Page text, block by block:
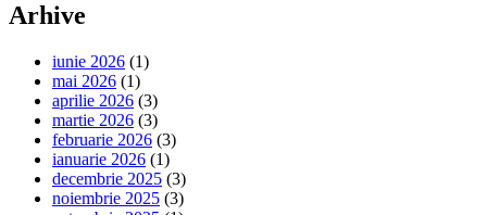
Arhive
iunie 2026 (1)
mai 2026 (1)
aprilie 2026 (3)
martie 2026 (3)
februarie 2026 (3)
ianuarie 2026 (1)
decembrie 2025 (3)
noiembrie 2025 (3)